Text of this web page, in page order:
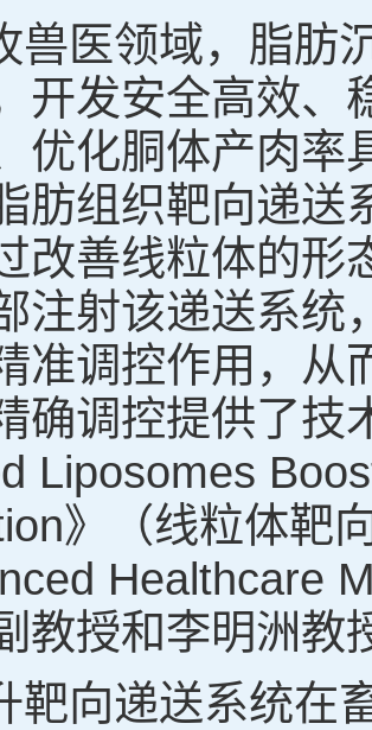
兽医领域，脂肪
开发安全高效、
优化胴体产肉率
肪组织靶向递送
改善线粒体的形
注射该递送系统
准调控作用，从
确调控提供了技
Liposomes
》（线粒体靶
Healthcare
教授和李明洲教
靶向递送系统在